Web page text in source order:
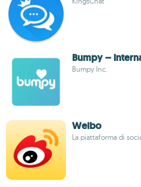
Bumpy –
Bumpy Inc.
Weibo
La piattaforma di